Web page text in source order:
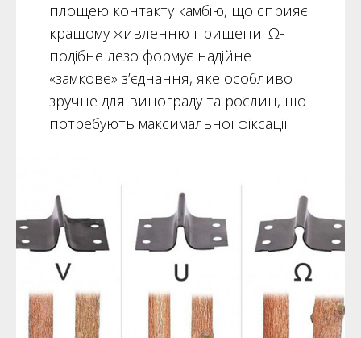
площею контакту камбію, що сприяє
кращому живленню прищепи. Ω-
подібне лезо формує надійне
«замкове» з’єднання, яке особливо
зручне для винограду та рослин, що
потребують максимальної фіксації